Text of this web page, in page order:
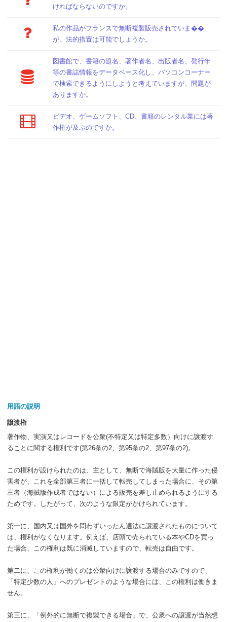
ければならないのですか。
私の作品がフランスで無断複製販売されていま��
が、法的措置は可能でしょうか。
図書館で、書籍の題名、著作者名、出版者名、発行年
等の書誌情報をデータベース化し、パソコンコーナー
で検索できるようにしようと考えていますが、問題が
ありますか。
ビデオ、ゲームソフト、CD、書籍のレンタル業には著
作権が及ぶのですか。
用語の説明
譲渡権
著作物、実演又はレコードを公衆(不特定又は特定多数）向けに譲渡す
ることに関する権利です(第26条の2、第95条の2、第97条の2)。
この権利が設けられたのは、主として、無断で海賊版を大量に作った侵
害者が、これを全部第三者に一括して転売してしまった場合に、その第
三者（海賊版作成者ではない）による販売を差し止められるようにする
ためです。したがって、次のような限定がかけられています。
第一に、国内又は国外を問わずいったん適法に譲渡されたものについて
は、権利がなくなります。例えば、店頭で売られている本やCDを買っ
た場合、この権利は既に消滅していますので、転売は自由です。
第二に、この権利が働くのは公衆向けに譲渡する場合のみですので、
「特定少数の人」へのプレゼントのような場合には、この権利は働きま
せん。
第三に、「例外的に無断で複製できる場合」で、公衆への譲渡が当然想